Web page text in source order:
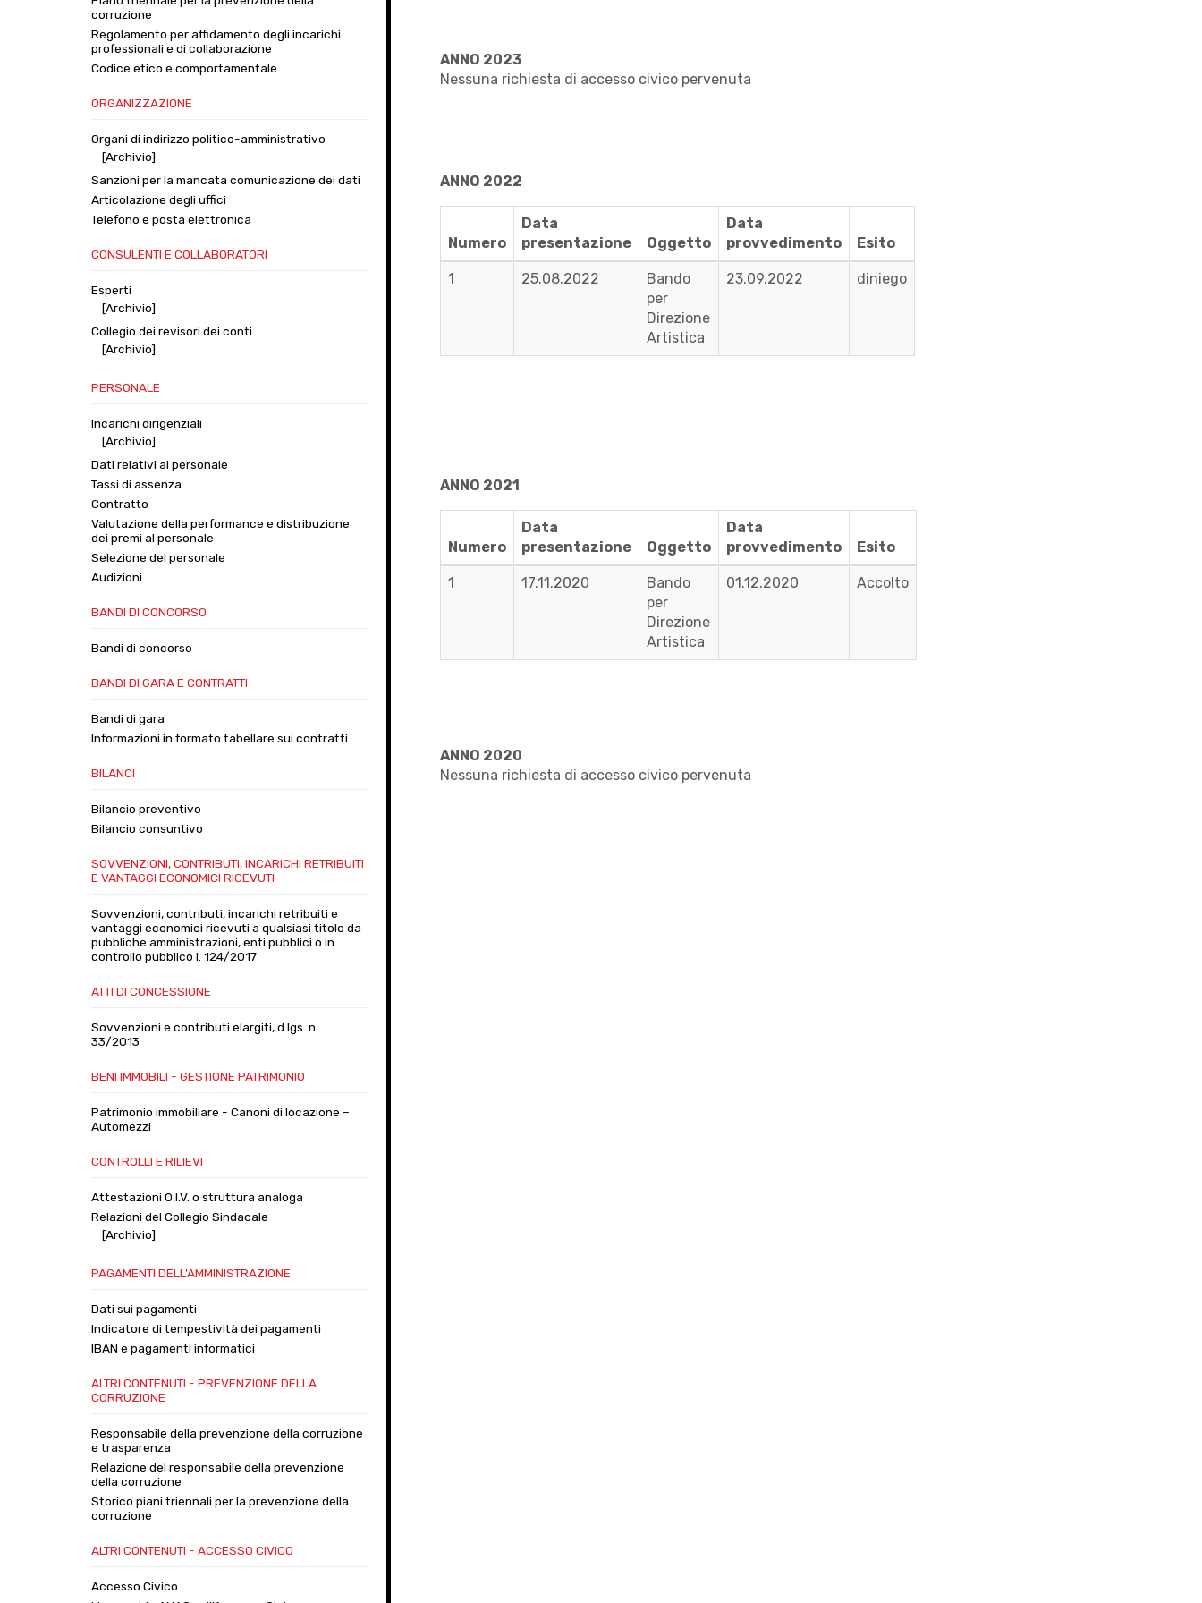
corruzione
Regolamento per affidamento degli incarichi
professionali e di collaborazione
Codice etico e comportamentale
ORGANIZZAZIONE
Organi di indirizzo politico-amministrativo
[Archivio]
Sanzioni per la mancata comunicazione dei dati
Articolazione degli uffici
Telefono e posta elettronica
CONSULENTI E COLLABORATORI
Esperti
[Archivio]
Collegio dei revisori dei conti
[Archivio]
PERSONALE
Incarichi dirigenziali
[Archivio]
Dati relativi al personale
Tassi di assenza
Contratto
Valutazione della performance e distribuzione
dei premi al personale
Selezione del personale
Audizioni
BANDI DI CONCORSO
Bandi di concorso
BANDI DI GARA E CONTRATTI
Bandi di gara
Informazioni in formato tabellare sui contratti
BILANCI
Bilancio preventivo
Bilancio consuntivo
SOVVENZIONI, CONTRIBUTI, INCARICHI RETRIBUITI
E VANTAGGI ECONOMICI RICEVUTI
Sovvenzioni, contributi, incarichi retribuiti e
vantaggi economici ricevuti a qualsiasi titolo da
pubbliche amministrazioni, enti pubblici o in
controllo pubblico l. 124/2017
ATTI DI CONCESSIONE
Sovvenzioni e contributi elargiti, d.lgs. n.
33/2013
BENI IMMOBILI - GESTIONE PATRIMONIO
Patrimonio immobiliare - Canoni di locazione –
Automezzi
CONTROLLI E RILIEVI
Attestazioni O.I.V. o struttura analoga
Relazioni del Collegio Sindacale
[Archivio]
PAGAMENTI DELL'AMMINISTRAZIONE
Dati sui pagamenti
Indicatore di tempestività dei pagamenti
IBAN e pagamenti informatici
ALTRI CONTENUTI - PREVENZIONE DELLA
CORRUZIONE
Responsabile della prevenzione della corruzione
e trasparenza
Relazione del responsabile della prevenzione
della corruzione
Storico piani triennali per la prevenzione della
corruzione
ALTRI CONTENUTI - ACCESSO CIVICO
Accesso Civico
ANNO 2023
Nessuna richiesta di accesso civico pervenuta
ANNO 2022
Numero
Data
presentazione
Oggetto
Data
provvedimento
Esito
1 25.08.2022
Bando
per
Direzione
Artistica
23.09.2022 diniego
ANNO 2021
Numero
Data
presentazione
Oggetto
Data
provvedimento
Esito
1 17.11.2020
Bando
per
Direzione
Artistica
01.12.2020 Accolto
ANNO 2020
Nessuna richiesta di accesso civico pervenuta